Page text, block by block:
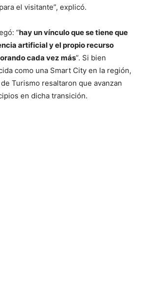
el visitante”, explicó.
“hay un vínculo que se tiene que
artificial y el propio recurso
cada vez más”. Si bien
como una Smart City en la región,
Turismo resaltaron que avanzan
en dicha transición.